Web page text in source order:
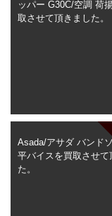
ッパー G30C/空調 荷
取させて頂きました。
Asada/アサダ バンド
平バイスを買取させて
た。